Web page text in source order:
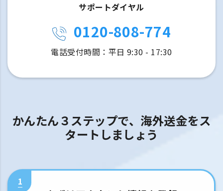
サポートダイヤル
0120-808-774
電話受付時間：平日 9:30 - 17:30
かんたん３ステップで、海外送金をス
タートしましょう
1